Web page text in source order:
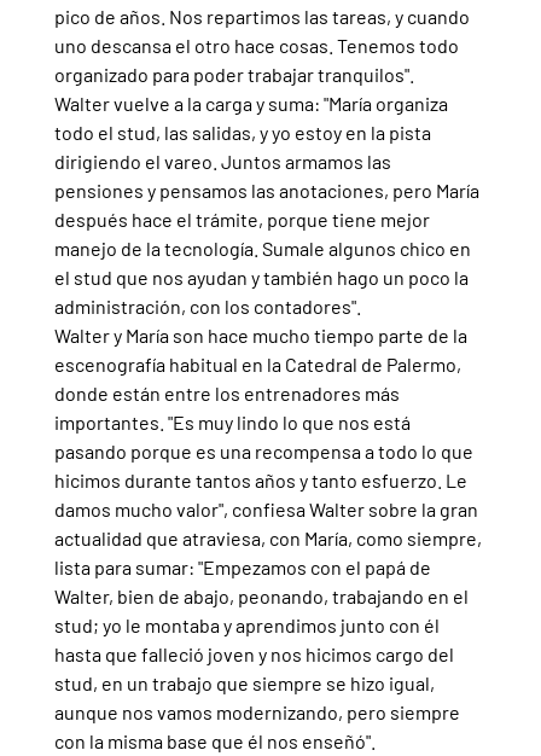
pico de años. Nos repartimos las tareas, y cuando
uno descansa el otro hace cosas. Tenemos todo
organizado para poder trabajar tranquilos".
Walter vuelve a la carga y suma: "María organiza
todo el stud, las salidas, y yo estoy en la pista
dirigiendo el vareo. Juntos armamos las
pensiones y pensamos las anotaciones, pero María
después hace el trámite, porque tiene mejor
manejo de la tecnología. Sumale algunos chico en
el stud que nos ayudan y también hago un poco la
administración, con los contadores".
Walter y María son hace mucho tiempo parte de la
escenografía habitual en la Catedral de Palermo,
donde están entre los entrenadores más
importantes. "Es muy lindo lo que nos está
pasando porque es una recompensa a todo lo que
hicimos durante tantos años y tanto esfuerzo. Le
damos mucho valor", confiesa Walter sobre la gran
actualidad que atraviesa, con María, como siempre,
lista para sumar: "Empezamos con el papá de
Walter, bien de abajo, peonando, trabajando en el
stud; yo le montaba y aprendimos junto con él
hasta que falleció joven y nos hicimos cargo del
stud, en un trabajo que siempre se hizo igual,
aunque nos vamos modernizando, pero siempre
con la misma base que él nos enseñó".